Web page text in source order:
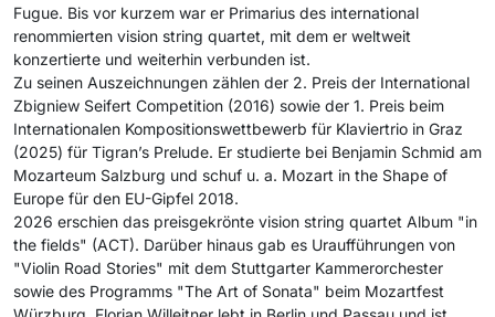
Fugue. Bis vor kurzem war er Primarius des international
renommierten vision string quartet, mit dem er weltweit
konzertierte und weiterhin verbunden ist.
Zu seinen Auszeichnungen zählen der 2. Preis der International
Zbigniew Seifert Competition (2016) sowie der 1. Preis beim
Internationalen Kompositionswettbewerb für Klaviertrio in Graz
(2025) für Tigran’s Prelude. Er studierte bei Benjamin Schmid am
Mozarteum Salzburg und schuf u. a. Mozart in the Shape of
Europe für den EU-Gipfel 2018.
2026 erschien das preisgekrönte vision string quartet Album "in
the fields" (ACT). Darüber hinaus gab es Uraufführungen von
"Violin Road Stories" mit dem Stuttgarter Kammerorchester
sowie des Programms "The Art of Sonata" beim Mozartfest